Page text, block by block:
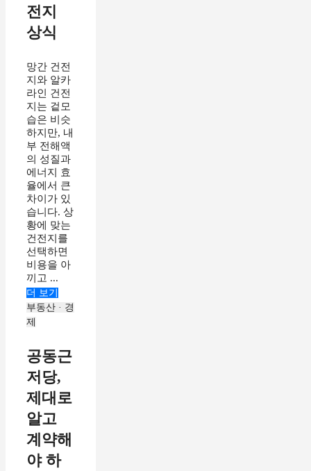
전지
상식
망간 건전
지와 알카
라인 건전
지는 겉모
습은 비슷
하지만, 내
부 전해액
의 성질과
에너지 효
율에서 큰
차이가 있
습니다. 상
황에 맞는
건전지를
선택하면
비용을 아
끼고 ...
더 보기
부동산 · 경
제
공동근
저당,
제대로
알고
계약해
야 하